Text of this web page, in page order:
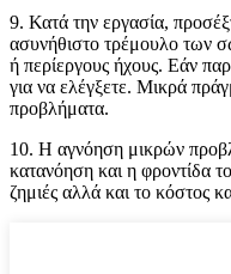
9. Κατά την εργασία,
ασυνήθιστο τρέμουλο των
ή περίεργους ήχους. Εάν
για να ελέγξετε. Μικρά
προβλήματα.
10. Η αγνόηση μικρών
κατανόηση και η φροντίδα
ζημιές αλλά και το κόστος